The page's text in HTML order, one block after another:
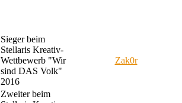
Sieger beim
Stellaris Kreativ-
Wettbewerb "Wir
sind DAS Volk"
2016
Zak0r
Zweiter beim